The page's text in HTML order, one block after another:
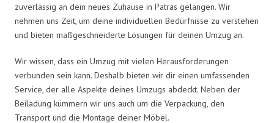
zuverlässig an dein neues Zuhause in Patras gelangen. Wir
nehmen uns Zeit, um deine individuellen Bedürfnisse zu verstehen
und bieten maßgeschneiderte Lösungen für deinen Umzug an.
Wir wissen, dass ein Umzug mit vielen Herausforderungen
verbunden sein kann. Deshalb bieten wir dir einen umfassenden
Service, der alle Aspekte deines Umzugs abdeckt. Neben der
Beiladung kümmern wir uns auch um die Verpackung, den
Transport und die Montage deiner Möbel.